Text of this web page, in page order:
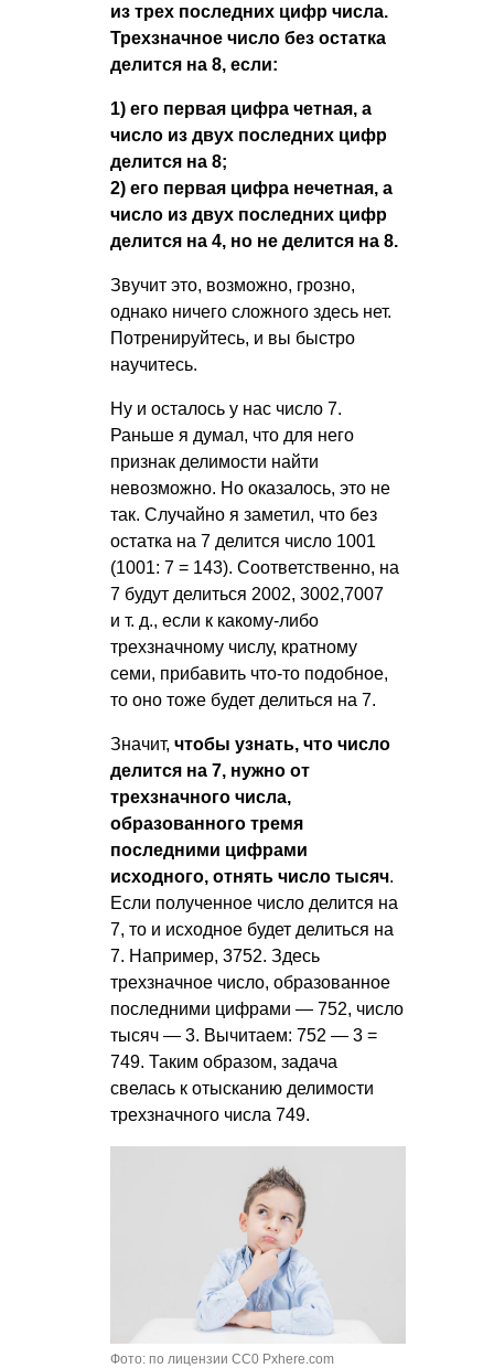
из трех последних цифр числа.
Трехзначное число без остатка
делится на 8, если:
1) его первая цифра четная, а
число из двух последних цифр
делится на 8;
2) его первая цифра нечетная, а
число из двух последних цифр
делится на 4, но не делится на 8.
Звучит это, возможно, грозно,
однако ничего сложного здесь нет.
Потренируйтесь, и вы быстро
научитесь.
Ну и осталось у нас число 7.
Раньше я думал, что для него
признак делимости найти
невозможно. Но оказалось, это не
так. Случайно я заметил, что без
остатка на 7 делится число 1001
(1001: 7 = 143). Соответственно, на
7 будут делиться 2002, 3002,7007
и т. д., если к какому-либо
трехзначному числу, кратному
семи, прибавить что-то подобное,
то оно тоже будет делиться на 7.
Значит, чтобы узнать, что число
делится на 7, нужно от
трехзначного числа,
образованного тремя
последними цифрами
исходного, отнять число тысяч.
Если полученное число делится на
7, то и исходное будет делиться на
7. Например, 3752. Здесь
трехзначное число, образованное
последними цифрами — 752, число
тысяч — 3. Вычитаем: 752 — 3 =
749. Таким образом, задача
свелась к отысканию делимости
трехзначного числа 749.
Фото: по лицензии CC0 Pxhere.com